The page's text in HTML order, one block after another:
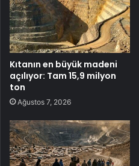
Kıtanın en büyük madeni
açılıyor: Tam 15,9 milyon
ton
Ağustos 7, 2026